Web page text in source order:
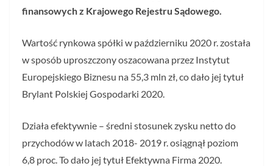
finansowych z Krajowego Rejestru Sądowego.
Wartość rynkowa spółki w październiku 2020 r. została
w sposób uproszczony oszacowana przez Instytut
Europejskiego Biznesu na 55,3 mln zł, co dało jej tytuł
Brylant Polskiej Gospodarki 2020.
Działa efektywnie – średni stosunek zysku netto do
przychodów w latach 2018- 2019 r. osiągnął poziom
6,8 proc. To dało jej tytuł Efektywna Firma 2020.